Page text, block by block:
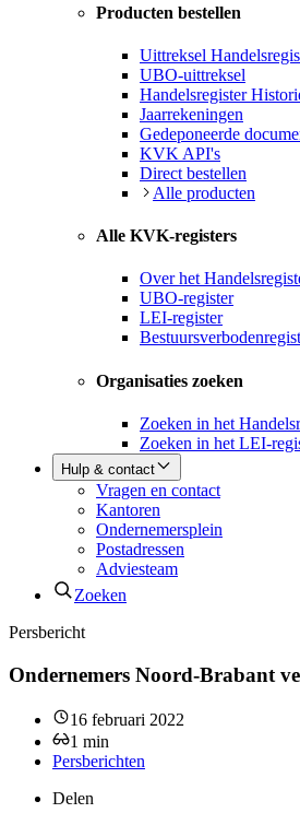
Producten bestellen
Uittreksel
UBO-uittreksel
Handelsregister
Jaarrekeningen
Gedeponeerde
KVK API's
Direct bestellen
Alle producten
Alle KVK-registers
Over het
UBO-register
LEI-register
Organisaties zoeken
Zoeken in het
Zoeken in het LEI-
Hulp & contact
Vragen en contact
Kantoren
Ondernemersplein
Postadressen
Adviesteam
Zoeken
Persbericht
Ondernemers Noord-Brabant
16 februari 2022
1 min
Persberichten
Delen